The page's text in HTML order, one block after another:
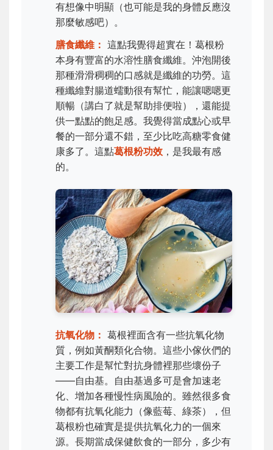
有想像中明顯（也可能是我的身體反應沒
那麼敏感吧）。
膳食纖維： 這點我覺得超實在！葛根粉
本身有豐富的水溶性膳食纖維。沖泡開後
那種滑滑稠稠的口感就是纖維的功勞。這
種纖維對腸道蠕動很有幫忙，能讓嗯嗯更
順暢（講白了就是幫助排便啦），還能提
供一點點的飽足感。我覺得當成點心或早
餐的一部分還不錯，至少比吃高糖零食健
康多了。這點葛根粉功效 ，是我最有感
的。
抗氧化物： 葛根裡面含有一些抗氧化物
質，例如黃酮類化合物。這些小傢伙們的
主要工作是幫忙對抗身體裡那些壞份子
——自由基。自由基過多可是會加速老
化、增加各種慢性病風險的。雖然很多食
物都有抗氧化能力（像藍莓、綠茶），但
葛根粉也確實是提供抗氧化力的一個來
源。長期當成保健飲食的一部分，多少有